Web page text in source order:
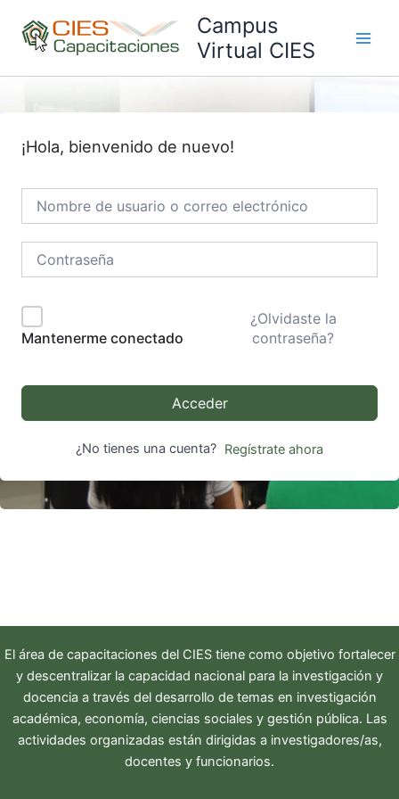
contenido
Campus
Virtual CIES
¡Hola, bienvenido de nuevo!
Mantenerme conectado
¿Olvidaste la
contraseña?
Acceder
¿No tienes una cuenta? Regístrate ahora
El área de capacitaciones del CIEStiene como objetivo fortalecer
y descentralizar la capacidad nacional para la investigación y
docencia a través del desarrollo de temas en investigación
académica, economía, ciencias sociales y gestión pública. Las
actividades organizadas están dirigidas a investigadores/as,
docentes y funcionarios.